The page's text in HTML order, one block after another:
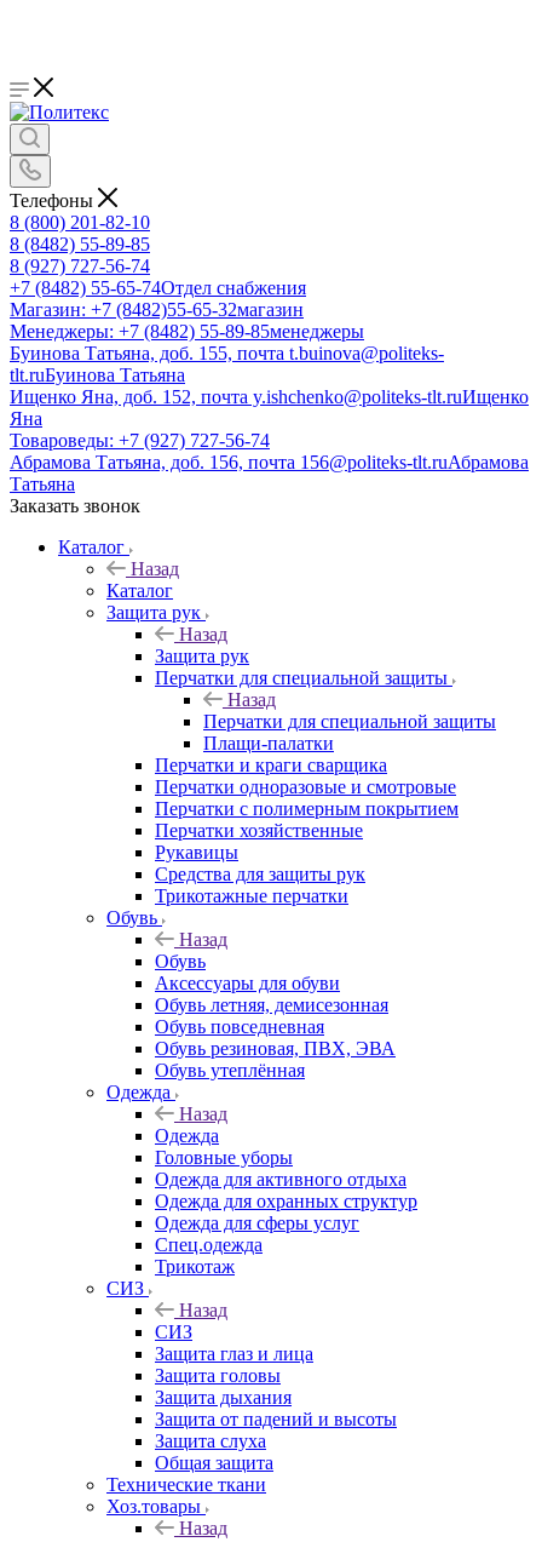
Телефоны
8 (800) 201-82-10
8 (8482) 55-89-85
8 (927) 727-56-74
+7 (8482) 55-65-74Отдел снабжения
Магазин: +7 (8482)55-65-32магазин
Менеджеры: +7 (8482) 55-89-85менеджеры
Буинова Татьяна, доб. 155, почта t.buinova@politeks-
tlt.ruБуинова Татьяна
Ищенко Яна, доб. 152, почта y.ishchenko@politeks-tlt.ruИщенко
Яна
Товароведы: +7 (927) 727-56-74
Абрамова Татьяна, доб. 156, почта 156@politeks-tlt.ruАбрамова
Татьяна
Заказать звонок
Каталог
Назад
Каталог
Защита рук
Назад
Защита рук
Перчатки для специальной защиты
Назад
Перчатки для специальной защиты
Плащи-палатки
Перчатки и краги сварщика
Перчатки одноразовые и смотровые
Перчатки с полимерным покрытием
Перчатки хозяйственные
Рукавицы
Средства для защиты рук
Трикотажные перчатки
Обувь
Назад
Обувь
Аксессуары для обуви
Обувь летняя, демисезонная
Обувь повседневная
Обувь резиновая, ПВХ, ЭВА
Обувь утеплённая
Одежда
Назад
Одежда
Головные уборы
Одежда для активного отдыха
Одежда для охранных структур
Одежда для сферы услуг
Спец.одежда
Трикотаж
СИЗ
Назад
СИЗ
Защита глаз и лица
Защита головы
Защита дыхания
Защита от падений и высоты
Защита слуха
Общая защита
Технические ткани
Хоз.товары
Назад